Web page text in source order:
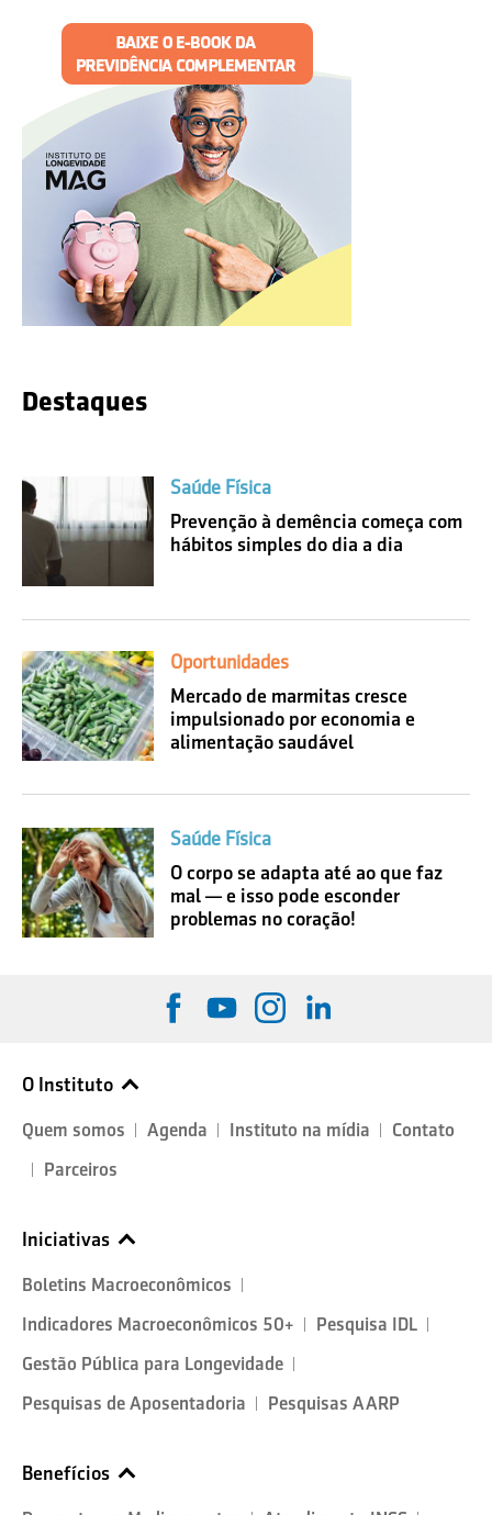
Destaques
Saúde Física
Prevenção à demência começa com
hábitos simples do dia a dia
Oportunidades
Mercado de marmitas cresce
impulsionado por economia e
alimentação saudável
Saúde Física
O corpo se adapta até ao que faz
mal — e isso pode esconder
problemas no coração!
O Instituto
Quem somos Agenda Instituto na mídia
Contato
Parceiros
Iniciativas
Boletins Macroeconômicos
Indicadores Macroeconômicos 50+
Pesquisa IDL
Gestão Pública para Longevidade
Pesquisas de Aposentadoria
Pesquisas AARP
Benefícios